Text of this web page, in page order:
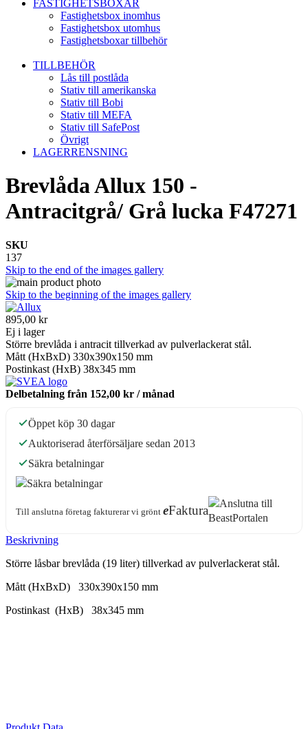
FASTIGHETSBOXAR
Fastighetsbox inomhus
Fastighetsbox utomhus
Fastighetsboxar tillbehör
TILLBEHÖR
Lås till postlåda
Stativ till amerikanska
Stativ till Bobi
Stativ till MEFA
Stativ till SafePost
Övrigt
LAGERRENSNING
Brevlåda Allux 150 -
Antracitgrå/ Grå lucka F47271
SKU
137
Skip to the end of the images gallery
Skip to the beginning of the images gallery
895,00 kr
Ej i lager
Större brevlåda i antracit tillverkad av pulverlackerat stål.
Mått (HxBxD) 330x390x150 mm
Postinkast (HxB) 38x345 mm
Delbetalning från 152,00 kr / månad
Öppet köp 30 dagar
Auktoriserad återförsäljare sedan 2013
Säkra betalningar
Till anslutna företag fakturerar vi grönt eFaktura
Beskrivning
Större låsbar brevlåda (19 liter) tillverkad av pulverlackerat stål.
Mått (HxBxD) 330x390x150 mm
Postinkast (HxB) 38x345 mm